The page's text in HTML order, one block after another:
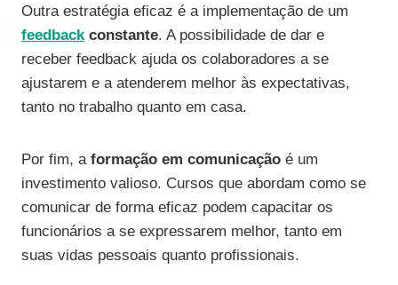
Outra estratégia eficaz é a implementação de um
feedbackconstante. A possibilidade de dar e
receber feedback ajuda os colaboradores a se
ajustarem e a atenderem melhor às expectativas,
tanto no trabalho quanto em casa.
Por fim, a formação em comunicação é um
investimento valioso. Cursos que abordam como se
comunicar de forma eficaz podem capacitar os
funcionários a se expressarem melhor, tanto em
suas vidas pessoais quanto profissionais.